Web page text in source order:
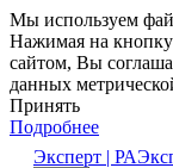
Мы используем
Нажимая на кнопку
сайтом, Вы
данных
Принять
Подробнее
Эксперт | РА